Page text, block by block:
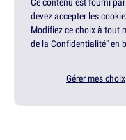
devez accepter les
Modifiez ce choix à tout
de la Confidentialité" en
Gérer mes choix